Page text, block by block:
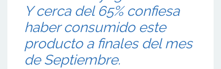
Y cerca del 65% confiesa
haber consumido este
producto a finales del mes
de Septiembre.